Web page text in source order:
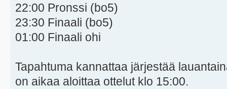
22:00 Pronssi (bo5)
23:30 Finaali (bo5)
01:00 Finaali ohi
Tapahtuma kannattaa järjestää
on aikaa aloittaa ottelut klo 15:00.